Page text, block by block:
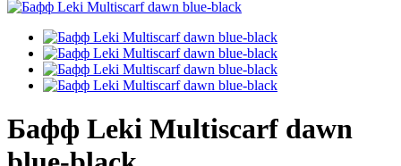
Бафф Leki Multiscarf dawn